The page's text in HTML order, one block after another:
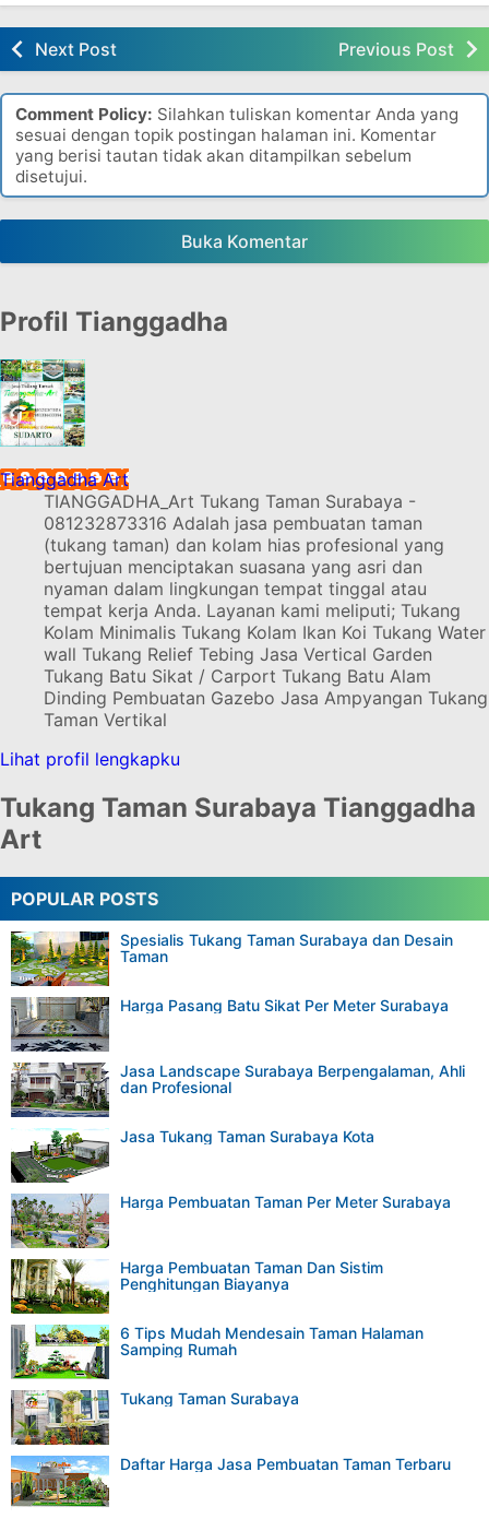
Next Post Previous Post
Comment Policy: Silahkan tuliskan komentar Anda yang
sesuai dengan topik postingan halaman ini. Komentar
yang berisi tautan tidak akan ditampilkan sebelum
disetujui.
Buka Komentar
Profil Tianggadha
Tianggadha Art
TIANGGADHA_Art Tukang Taman Surabaya -
081232873316 Adalah jasa pembuatan taman
(tukang taman) dan kolam hias profesional yang
bertujuan menciptakan suasana yang asri dan
nyaman dalam lingkungan tempat tinggal atau
tempat kerja Anda. Layanan kami meliputi; Tukang
Kolam Minimalis Tukang Kolam Ikan Koi Tukang Water
wall Tukang Relief Tebing Jasa Vertical Garden
Tukang Batu Sikat / Carport Tukang Batu Alam
Dinding Pembuatan Gazebo Jasa Ampyangan Tukang
Taman Vertikal
Lihat profil lengkapku
Tukang Taman Surabaya Tianggadha
Art
POPULAR POSTS
Spesialis Tukang Taman Surabaya dan Desain
Taman
Harga Pasang Batu Sikat Per Meter Surabaya
Jasa Landscape Surabaya Berpengalaman, Ahli
dan Profesional
Jasa Tukang Taman Surabaya Kota
Harga Pembuatan Taman Per Meter Surabaya
Harga Pembuatan Taman Dan Sistim
Penghitungan Biayanya
6 Tips Mudah Mendesain Taman Halaman
Samping Rumah
Tukang Taman Surabaya
Daftar Harga Jasa Pembuatan Taman Terbaru